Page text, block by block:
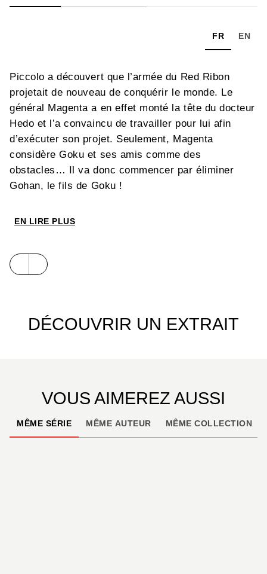
FR EN
Piccolo a découvert que l’armée du Red Ribon
projetait de nouveau de conquérir le monde. Le
général Magenta a en effet monté la tête du docteur
Hedo et l’a convaincu de travailler pour lui afin
d’exécuter son projet. Seulement, Magenta
considère Goku et ses amis comme des
obstacles… Il va donc commencer par éliminer
Gohan, le fils de Goku !
EN LIRE PLUS
DÉCOUVRIR UN EXTRAIT
VOUS AIMEREZ AUSSI
MÊME SÉRIE MÊME AUTEUR MÊME COLLECTION